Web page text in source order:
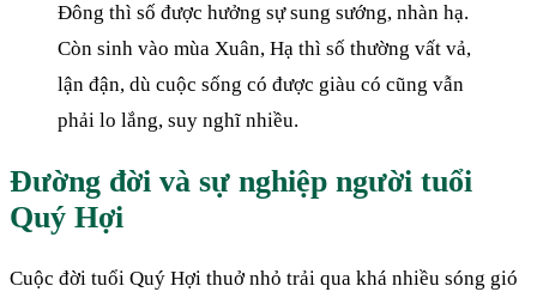
Đông thì số được hưởng sự sung sướng, nhàn hạ.
Còn sinh vào mùa Xuân, Hạ thì số thường vất vả,
lận đận, dù cuộc sống có được giàu có cũng vẫn
phải lo lắng, suy nghĩ nhiều.
Đường đời và sự nghiệp người tuổi
Quý Hợi
Cuộc đời tuổi Quý Hợi thuở nhỏ trải qua khá nhiều sóng gió